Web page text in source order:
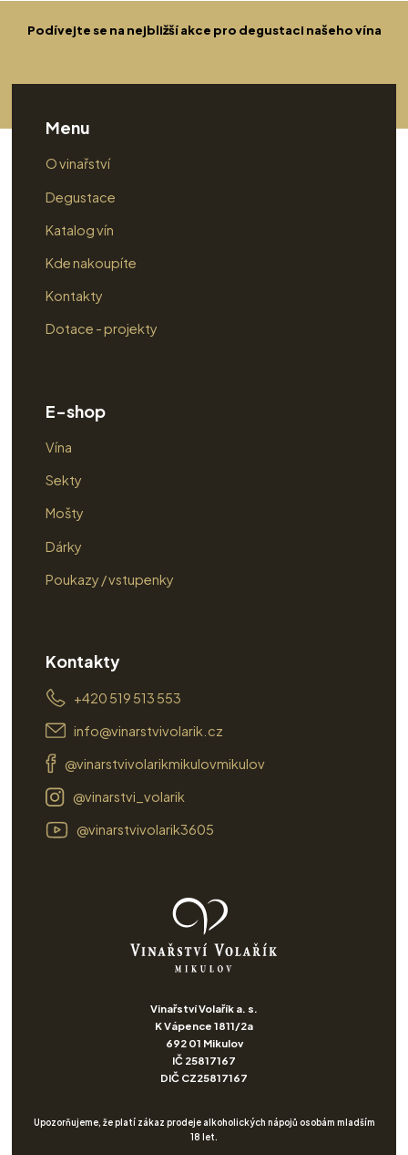
Podívejte se na nejbližší akce pro degustaci našeho vína
Menu
O vinařství
Degustace
Katalog vín
Kde nakoupíte
Kontakty
Dotace - projekty
E-shop
Vína
Sekty
Mošty
Dárky
Poukazy / vstupenky
Kontakty
+420 519 513 553
info@vinarstvivolarik.cz
@vinarstvivolarikmikulovmikulov
@vinarstvi_volarik
@vinarstvivolarik3605
Vinařství Volařík a. s.
K Vápence 1811/2a
692 01 Mikulov
IČ 25817167
DIČ CZ25817167
Upozorňujeme, že platí zákaz prodeje alkoholických nápojů osobám mladším
18 let.